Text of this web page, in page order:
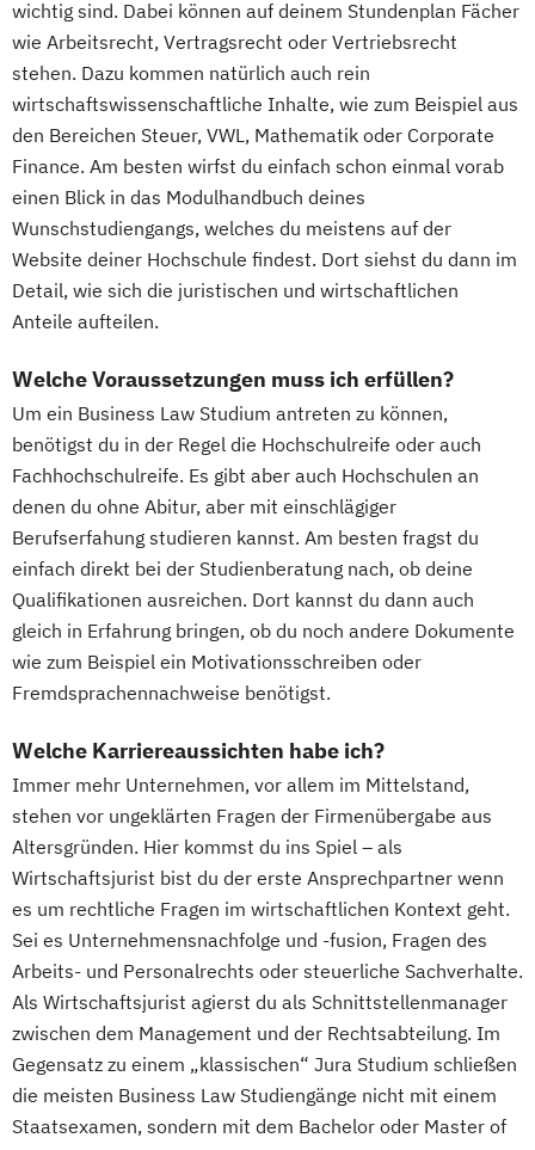
wichtig sind. Dabei können auf deinem Stundenplan Fächer
wie Arbeitsrecht, Vertragsrecht oder Vertriebsrecht
stehen. Dazu kommen natürlich auch rein
wirtschaftswissenschaftliche Inhalte, wie zum Beispiel aus
den Bereichen Steuer, VWL, Mathematik oder Corporate
Finance. Am besten wirfst du einfach schon einmal vorab
einen Blick in das Modulhandbuch deines
Wunschstudiengangs, welches du meistens auf der
Website deiner Hochschule findest. Dort siehst du dann im
Detail, wie sich die juristischen und wirtschaftlichen
Anteile aufteilen.
Welche Voraussetzungen muss ich erfüllen?
Um ein Business Law Studium antreten zu können,
benötigst du in der Regel die Hochschulreife oder auch
Fachhochschulreife. Es gibt aber auch Hochschulen an
denen du ohne Abitur, aber mit einschlägiger
Berufserfahung studieren kannst. Am besten fragst du
einfach direkt bei der Studienberatung nach, ob deine
Qualifikationen ausreichen. Dort kannst du dann auch
gleich in Erfahrung bringen, ob du noch andere Dokumente
wie zum Beispiel ein Motivationsschreiben oder
Fremdsprachennachweise benötigst.
Welche Karriereaussichten habe ich?
Immer mehr Unternehmen, vor allem im Mittelstand,
stehen vor ungeklärten Fragen der Firmenübergabe aus
Altersgründen. Hier kommst du ins Spiel – als
Wirtschaftsjurist bist du der erste Ansprechpartner wenn
es um rechtliche Fragen im wirtschaftlichen Kontext geht.
Sei es Unternehmensnachfolge und -fusion, Fragen des
Arbeits- und Personalrechts oder steuerliche Sachverhalte.
Als Wirtschaftsjurist agierst du als Schnittstellenmanager
zwischen dem Management und der Rechtsabteilung. Im
Gegensatz zu einem „klassischen“ Jura Studium schließen
die meisten Business Law Studiengänge nicht mit einem
Staatsexamen, sondern mit dem Bachelor oder Master of